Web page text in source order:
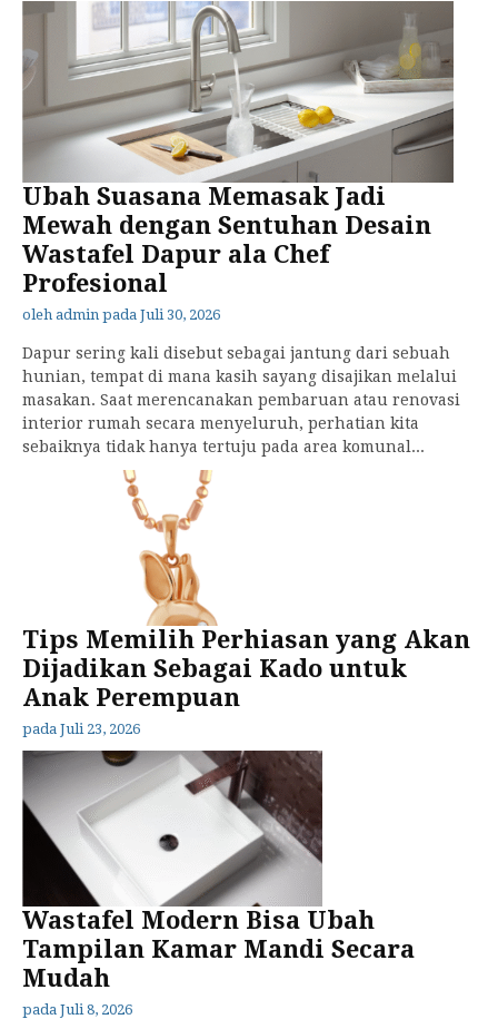
Ubah Suasana Memasak Jadi
Mewah dengan Sentuhan Desain
Wastafel Dapur ala Chef
Profesional
oleh admin pada Juli 30, 2026
Dapur sering kali disebut sebagai jantung dari sebuah
hunian, tempat di mana kasih sayang disajikan melalui
masakan. Saat merencanakan pembaruan atau renovasi
interior rumah secara menyeluruh, perhatian kita
sebaiknya tidak hanya tertuju pada area komunal...
Tips Memilih Perhiasan yang Akan
Dijadikan Sebagai Kado untuk
Anak Perempuan
pada Juli 23, 2026
Wastafel Modern Bisa Ubah
Tampilan Kamar Mandi Secara
Mudah
pada Juli 8, 2026